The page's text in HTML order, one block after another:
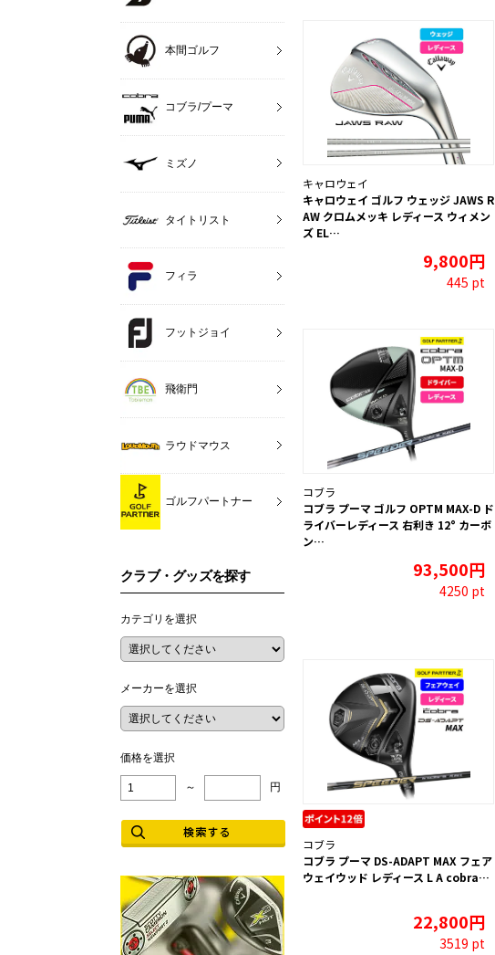
キャロウェイ
キャロウェイ ゴルフ ウェッジ JAWS R
AW クロムメッキ レディース ウィメン
ズ EL…
9,800円
445 pt
コブラ
コブラ プーマ ゴルフ OPTM MAX-D ド
ライバーレディース 右利き 12° カーボ
ン…
93,500円
4250 pt
コブラ
コブラ プーマ DS-ADAPT MAX フェア
ウェイウッド レディース L A cobra…
22,800円
3519 pt
本間ゴルフ
コブラ/プーマ
ミズノ
タイトリスト
フィラ
フットジョイ
飛衛門
ラウドマウス
ゴルフパートナー
クラブ・グッズを探す
カテゴリを選択
メーカーを選択
価格を選択
～ 円